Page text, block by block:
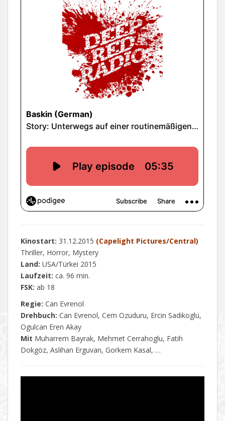
Kinostart: 31.12.2015 (Capelight Pictures/Central)
Thriller, Horror, Mystery
Land: USA/Türkei 2015
Laufzeit: ca. 96 min.
FSK: ab 18
Regie: Can Evrenol
Drehbuch: Can Evrenol, Cem Ozuduru, Ercin Sadikoglu,
Ogulcan Eren Akay
Mit Muharrem Bayrak, Mehmet Cerrahoglu, Fatih
Dokgöz, Aslihan Erguvan, Gorkem Kasal, …